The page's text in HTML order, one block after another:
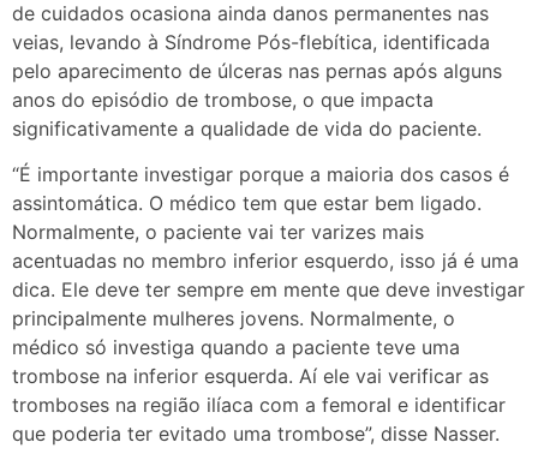
de cuidados ocasiona ainda danos permanentes nas
veias, levando à Síndrome Pós-flebítica, identificada
pelo aparecimento de úlceras nas pernas após alguns
anos do episódio de trombose, o que impacta
significativamente a qualidade de vida do paciente.
“É importante investigar porque a maioria dos casos é
assintomática. O médico tem que estar bem ligado.
Normalmente, o paciente vai ter varizes mais
acentuadas no membro inferior esquerdo, isso já é uma
dica. Ele deve ter sempre em mente que deve investigar
principalmente mulheres jovens. Normalmente, o
médico só investiga quando a paciente teve uma
trombose na inferior esquerda. Aí ele vai verificar as
tromboses na região ilíaca com a femoral e identificar
que poderia ter evitado uma trombose”, disse Nasser.